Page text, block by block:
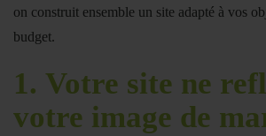
on construit ensemble un site adapté à vos
budget.
1. Votre site ne
votre image de